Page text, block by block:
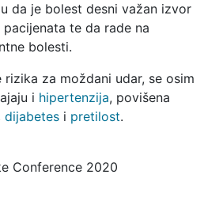
da je bolest desni važan izvor
te da rade na
bolesti.
rizika za moždani udar, se osim
i hipertenzija, povišena
dijabetesi pretilost.
Conference 2020